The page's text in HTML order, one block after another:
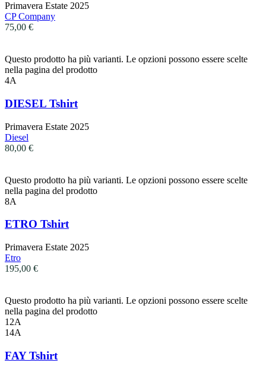
Primavera Estate 2025
CP Company
75,00 €
Questo prodotto ha più varianti. Le opzioni possono essere scelte
nella pagina del prodotto
4A
DIESEL Tshirt
Primavera Estate 2025
Diesel
80,00 €
Questo prodotto ha più varianti. Le opzioni possono essere scelte
nella pagina del prodotto
8A
ETRO Tshirt
Primavera Estate 2025
Etro
195,00 €
Questo prodotto ha più varianti. Le opzioni possono essere scelte
nella pagina del prodotto
12A
14A
FAY Tshirt